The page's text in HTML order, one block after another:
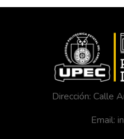
Dirección: Calle
Email: